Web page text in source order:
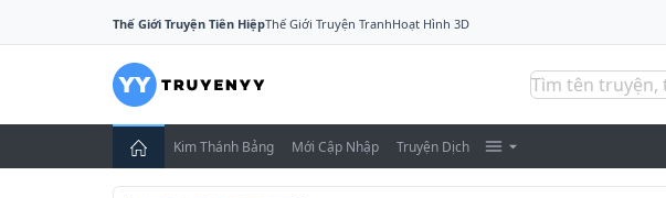
Thế Giới Truyện Tiên HiệpThế Giới Truyện TranhHoạt Hình 3D
Kim Thánh Bảng Mới Cập Nhập Truyện Dịch